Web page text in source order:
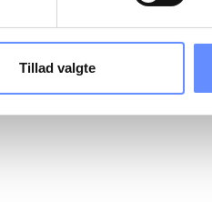
Tillad valgte